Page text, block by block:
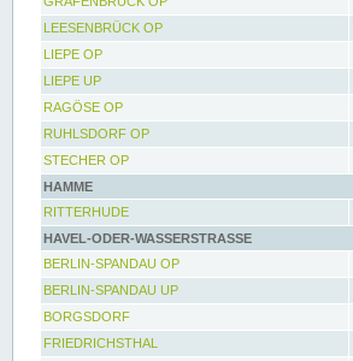
LEESENBRÜCK OP
LIEPE OP
LIEPE UP
RAGÖSE OP
RUHLSDORF OP
STECHER OP
HAMME
RITTERHUDE
HAVEL-ODER-WASSERSTRASSE
BERLIN-SPANDAU OP
BERLIN-SPANDAU UP
BORGSDORF
FRIEDRICHSTHAL